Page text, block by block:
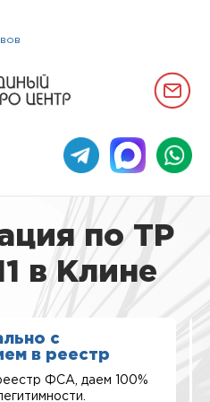
по ТР
в Клине
с
в реестр
ФСА, даем 100%